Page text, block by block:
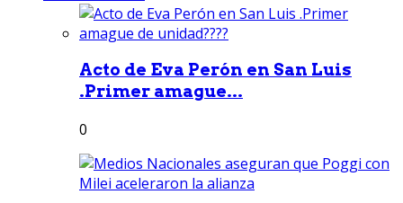
Acto de Eva Perón en San Luis
.Primer amague...
0